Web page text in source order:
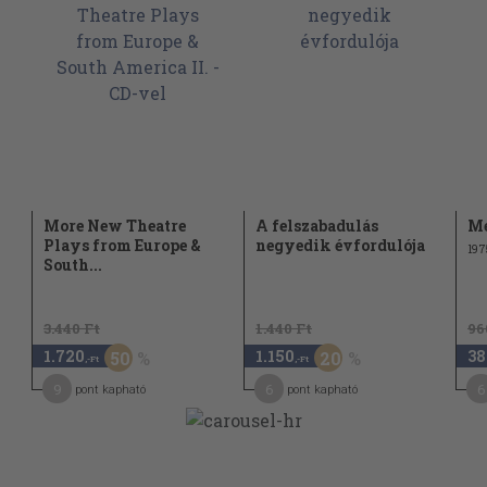
More New Theatre
Plays from Europe &
South...
3.440 Ft
1.720 ,-Ft 50
pont kapható
A felszabadulás
negyedik évfordulója
1.440 Ft
1.150 ,-Ft 20
pont kapható